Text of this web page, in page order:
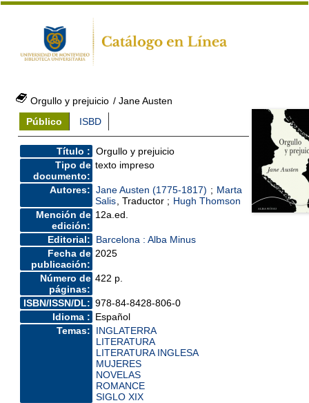
Orgullo y prejuicio / Jane Austen
Público
ISBD
Título : Orgullo y prejuicio
Tipo de
documento:
texto impreso
Autores: Jane Austen (1775-1817) ; Marta
Salis , Traductor ; Hugh Thomson
Mención de
edición:
12a.ed.
Editorial:
Barcelona : Alba Minus
Fecha de
publicación:
2025
Número de
páginas:
422 p.
ISBN/ISSN/DL: 978-84-8428-806-0
Idioma : Español
Temas:
INGLATERRA
LITERATURA
LITERATURA INGLESA
MUJERES
NOVELAS
ROMANCE
SIGLO XIX